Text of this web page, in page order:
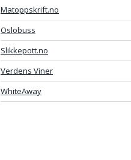
Matoppskrift.no
Oslobuss
Slikkepott.no
Verdens Viner
WhiteAway